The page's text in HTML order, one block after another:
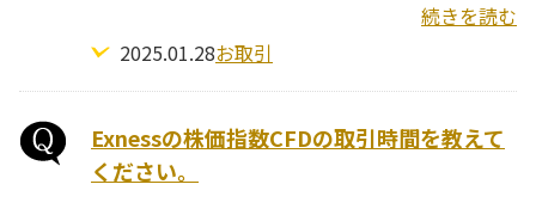
続きを読む
2025.01.28お取引
Exnessの株価指数CFDの取引時間を教えて
ください。